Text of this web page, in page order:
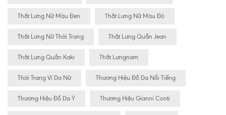
Thắt Lưng Nữ Màu Đen Thắt Lưng Nữ Màu Đỏ
Thắt Lưng Nữ Thời Trang Thắt Lưng Quần Jean
Thắt Lưng Quần Kaki Thắt Lưngnam
Thời Trang Ví Da Nữ Thương Hiệu Đồ Da Nổi Tiếng
Thương Hiệu Đồ Da Ý Thương Hiệu Gianni Conti